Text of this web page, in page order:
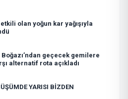
olan yoğun kar yağışıyla
geçecek gemilere
alternatif rota açıkladı
YARISI BİZDEN